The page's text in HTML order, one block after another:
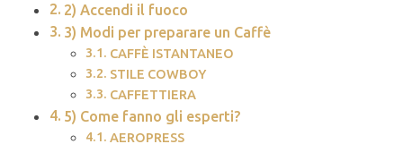
2) Accendi il fuoco
3) Modi per preparare un Caffè
CAFFÈ ISTANTANEO
STILE COWBOY
CAFFETTIERA
5) Come fanno gli esperti?
AEROPRESS